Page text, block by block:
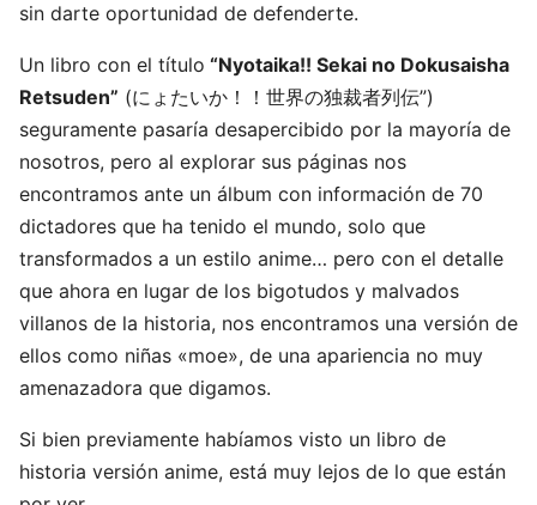
sin darte oportunidad de defenderte.
Un libro con el título “Nyotaika!! Sekai no Dokusaisha
Retsuden” (にょたいか！！世界の独裁者列伝”)
seguramente pasaría desapercibido por la mayoría de
nosotros, pero al explorar sus páginas nos
encontramos ante un álbum con información de 70
dictadores que ha tenido el mundo, solo que
transformados a un estilo anime… pero con el detalle
que ahora en lugar de los bigotudos y malvados
villanos de la historia, nos encontramos una versión de
ellos como niñas «moe», de una apariencia no muy
amenazadora que digamos.
Si bien previamente habíamos visto un libro de
historia versión anime, está muy lejos de lo que están